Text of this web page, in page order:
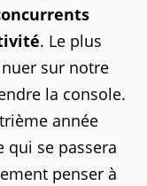
. Le plus
sur notre
la console.
année
qui se passera
penser à